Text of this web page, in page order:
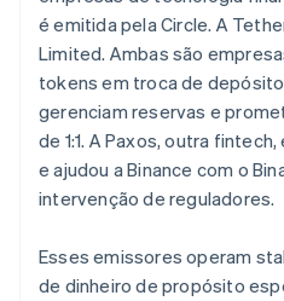
é emitida pela Circle. A
Limited. Ambas são
tokens em troca de
gerenciam reservas e
de 1:1. A Paxos, outra
e ajudou a Binance com o
intervenção de reguladores.
Esses emissores operam
de dinheiro de propósito